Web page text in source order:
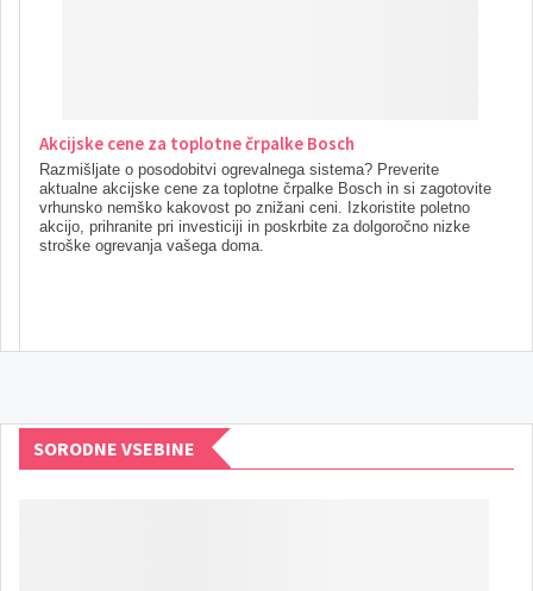
Akcijske cene za toplotne črpalke Bosch
Razmišljate o posodobitvi ogrevalnega sistema? Preverite
aktualne akcijske cene za toplotne črpalke Bosch in si zagotovite
vrhunsko nemško kakovost po znižani ceni. Izkoristite poletno
akcijo, prihranite pri investiciji in poskrbite za dolgoročno nizke
stroške ogrevanja vašega doma.
SORODNE VSEBINE